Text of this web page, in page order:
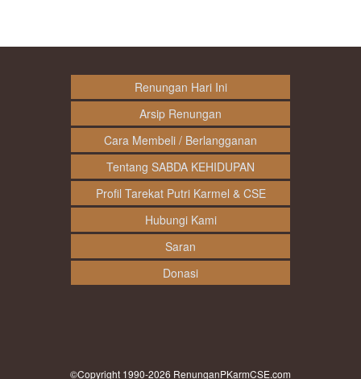
Renungan Hari Ini
Arsip Renungan
Cara Membeli / Berlangganan
Tentang SABDA KEHIDUPAN
Profil Tarekat Putri Karmel & CSE
Hubungi Kami
Saran
Donasi
©Copyright 1990-2026 RenunganPKarmCSE.com